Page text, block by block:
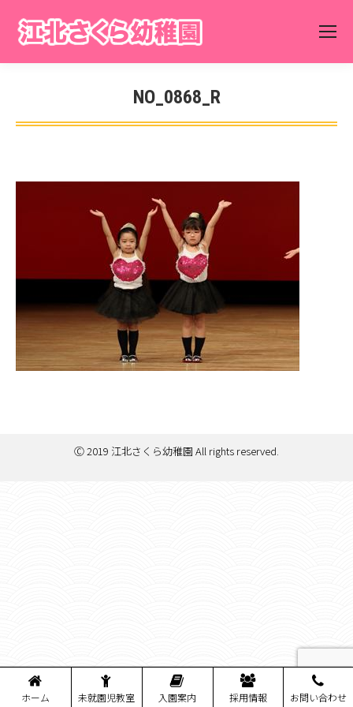
NO_0868_R
You are here:
Ⓒ 2019 江北さくら幼稚園 All rights reserved.
ホーム 未就園児教室 入園案内 採用情報 お問い合わせ